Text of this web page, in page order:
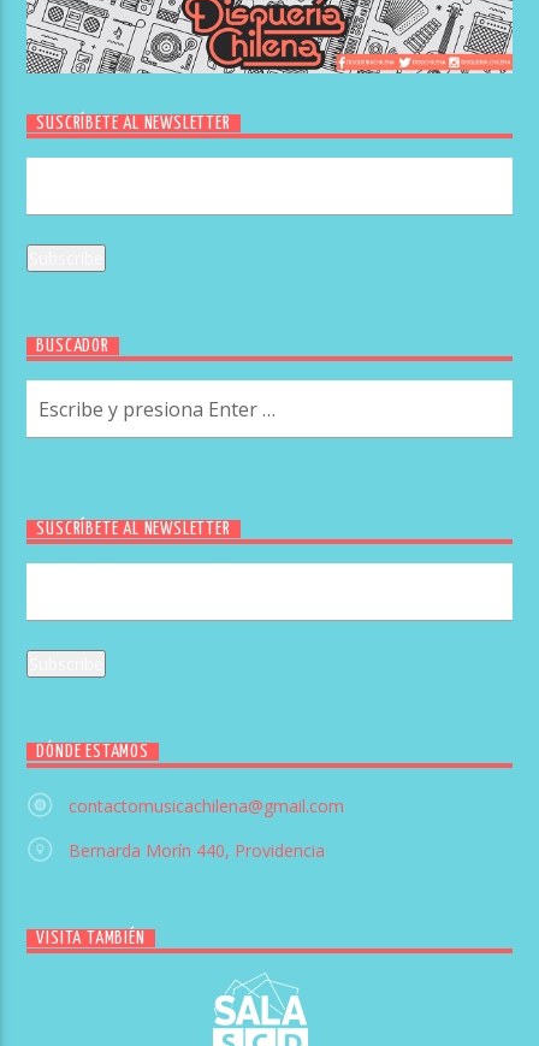
SUSCRÍBETE AL NEWSLETTER
BUSCADOR
SUSCRÍBETE AL NEWSLETTER
DÓNDE ESTAMOS
contactomusicachilena@gmail.com
Bernarda Morín 440, Providencia
VISITA TAMBIÉN